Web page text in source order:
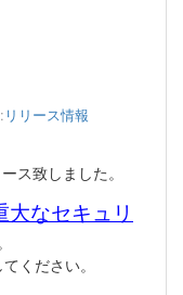
リリース情報
ス致しました。
大なセキュリ
ください。